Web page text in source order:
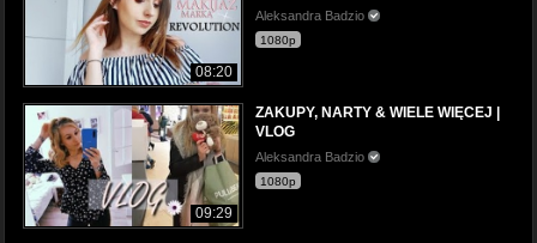
08:20
Aleksandra Badzio
1080p
09:29
ZAKUPY, NARTY & WIELE WIĘCEJ |
VLOG
Aleksandra Badzio
1080p